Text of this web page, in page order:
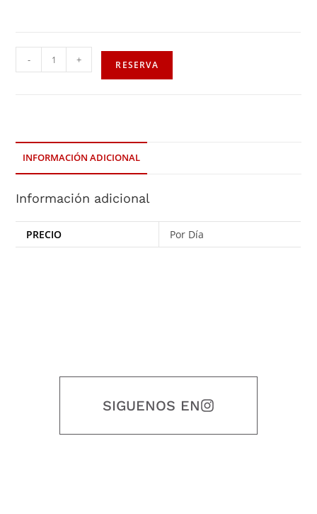
- + RESERVA
INFORMACIÓN ADICIONAL
Información adicional
PRECIO Por Día
SIGUENOS EN